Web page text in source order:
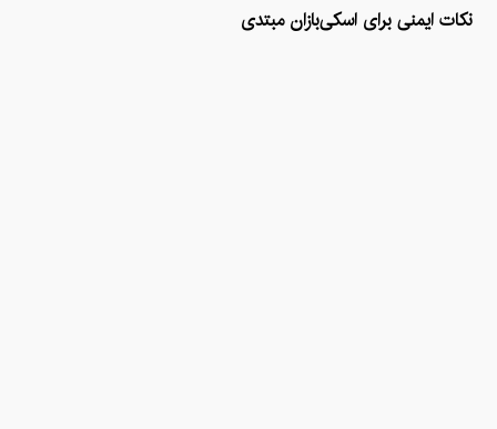
نکات ایمنی برای اسکی‌بازان مبتدی